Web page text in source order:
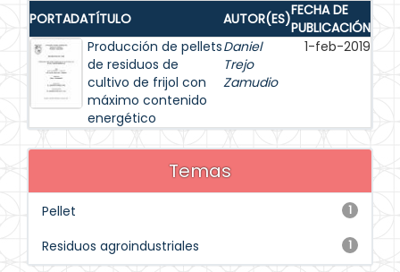
PORTADATÍTULO AUTOR(ES)FECHA DE
PUBLICACIÓN
Producción de pellets
de residuos de
cultivo de frijol con
máximo contenido
energético
Daniel
Trejo
Zamudio
1-feb-2019
Temas
1
Pellet
1
Residuos agroindustriales